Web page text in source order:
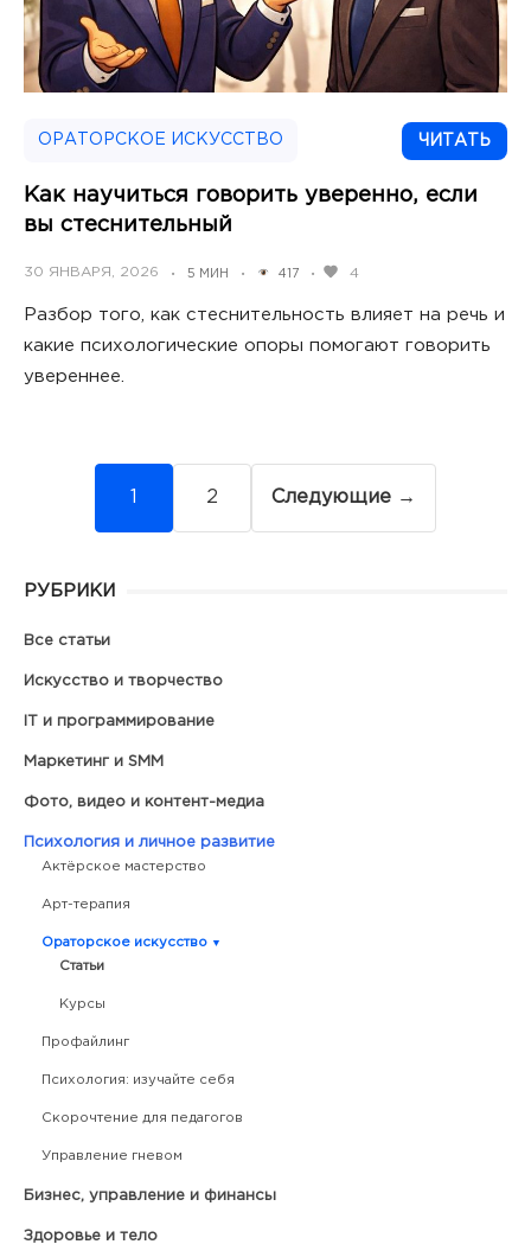
ОРАТОРСКОЕ ИСКУССТВО ЧИТАТЬ
Как научиться говорить уверенно, если
вы стеснительный
POSTED
30 ЯНВАРЯ, 2026 • 5 МИН • 417 • 4
Разбор того, как стеснительность влияет на речь и
какие психологические опоры помогают говорить
увереннее.
Навигация
1 2 Следующие →
РУБРИКИ
Все статьи
Искусство и творчество
IT и программирование
Маркетинг и SMM
Фото, видео и контент-медиа
Психология и личное развитие
Актёрское мастерство
Арт-терапия
Ораторское искусство
Статьи
Курсы
Профайлинг
Психология: изучайте себя
Скорочтение для педагогов
Управление гневом
Бизнес, управление и финансы
Здоровье и тело